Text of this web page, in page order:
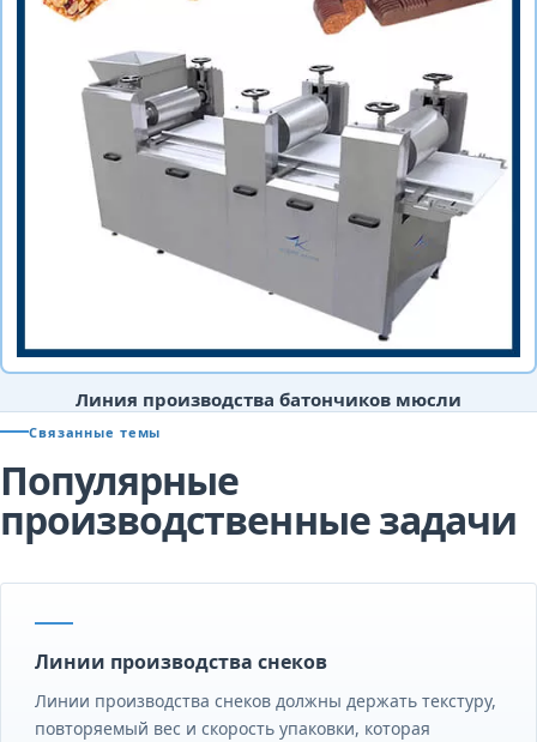
Линия производства батончиков мюсли
Связанные темы
Популярные
производственные задачи
Линии производства снеков
Линии производства снеков должны держать текстуру,
повторяемый вес и скорость упаковки, которая